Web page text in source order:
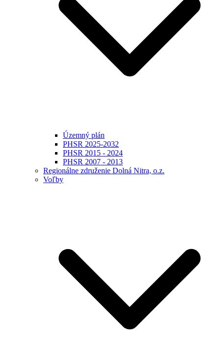
Územný plán
PHSR 2025-2032
PHSR 2015 - 2024
PHSR 2007 - 2013
Regionálne združenie Dolná Nitra, o.z.
Voľby